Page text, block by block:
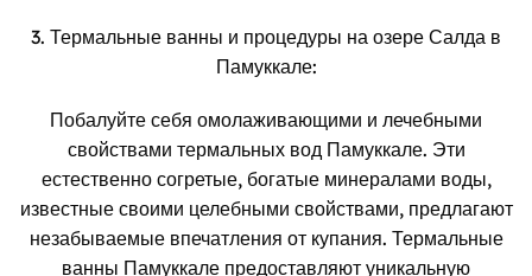
3. Термальные ванны и процедуры на озере Салда в
Памуккале:
Побалуйте себя омолаживающими и лечебными
свойствами термальных вод Памуккале. Эти
естественно согретые, богатые минералами воды,
известные своими целебными свойствами, предлагают
незабываемые впечатления от купания. Термальные
ванны Памуккале предоставляют уникальную